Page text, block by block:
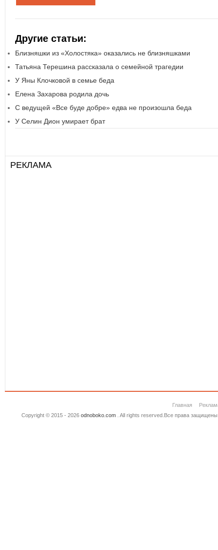
Другие статьи:
Близняшки из «Холостяка» оказались не близняшками
Татьяна Терешина рассказала о семейной трагедии
У Яны Клочковой в семье беда
Елена Захарова родила дочь
С ведущей «Все буде добре» едва не произошла беда
У Селин Дион умирает брат
РЕКЛАМА
Главная
Copyright © 2015 - 2026 odnoboko.com. All rights reserved.Все права защищены.